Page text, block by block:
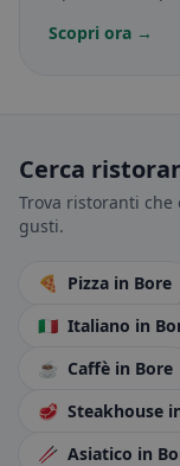
Scopri ora →
Cerca
Trova ristoranti
gusti.
🍕 Pizza in Bore
🇮🇹 Italiano in
☕ Caffè in Bore
🥩 Steakhouse
🥢 Asiatico in